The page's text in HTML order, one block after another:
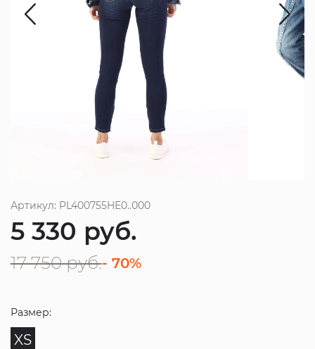
Артикул: PL400755HE0..000
5 330 руб.
17 750 руб.- 70%
Размер:
XS